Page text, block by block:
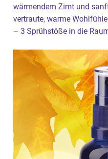
wärmendem Zimt und
vertraute, warme
– 3 Sprühstöße in die